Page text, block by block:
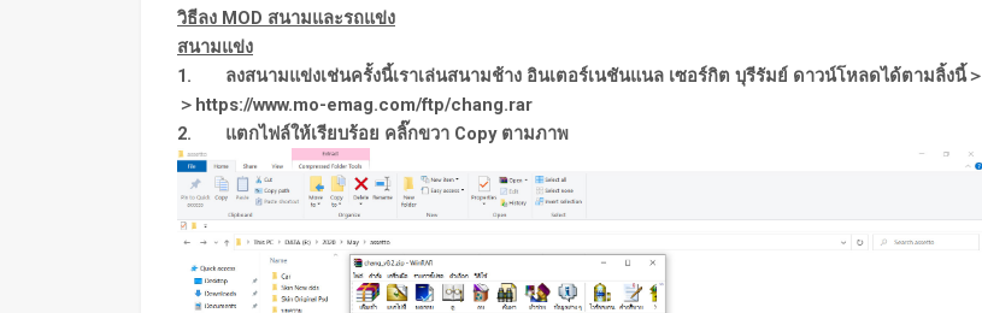
วิธีลง MOD สนามและรถแข่ง
สนามแข่ง
1. ลงสนามแข่งเช่นครั้งนี้เราเล่นสนามช้าง อินเตอร์เนชันแนล เซอร์กิต บุรีรัมย์ ดาวน์โหลดได้ตามลิ้งนี้＞
＞ https://www.mo-emag.com/ftp/chang.rar
2. แตกไฟล์ให้เรียบร้อย คลิ๊กขวา Copy ตามภาพ